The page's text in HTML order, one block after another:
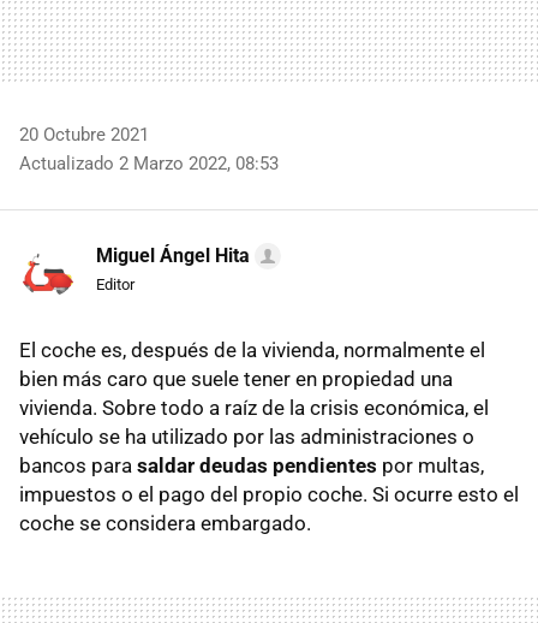
20 Octubre 2021
Actualizado 2 Marzo 2022, 08:53
Miguel Ángel Hita
Editor
El coche es, después de la vivienda, normalmente el
bien más caro que suele tener en propiedad una
vivienda. Sobre todo a raíz de la crisis económica, el
vehículo se ha utilizado por las administraciones o
bancos para saldar deudas pendientes por multas,
impuestos o el pago del propio coche. Si ocurre esto el
coche se considera embargado.